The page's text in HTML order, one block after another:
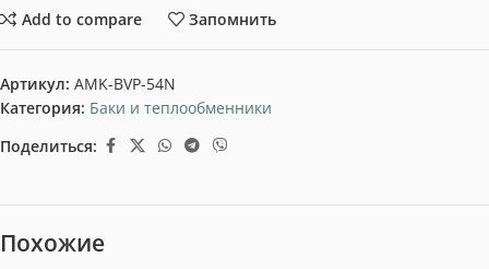
Add to compare Запомнить
Артикул: AMK-BVP-54N
Категория: Баки и теплообменники
Поделиться:
Похожие